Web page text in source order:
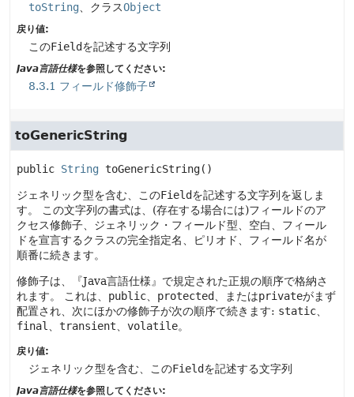
toString 、クラスObject
戻り値:
このFieldを記述する文字列
Java言語仕様を参照してください:
8.3.1 フィールド修飾子
toGenericString
public String toGenericString()
ジェネリック型を含む、このFieldを記述する文字列を返しま
す。
この文字列の書式は、(存在する場合には)フィールドのア
クセス修飾子、ジェネリック・フィールド型、空白、フィール
ドを宣言するクラスの完全指定名、ピリオド、フィールド名が
順番に続きます。
修飾子は、『Java言語仕様』で規定された正規の順序で格納さ
れます。
これは、 public protected 、またはprivateがまず
配置され、次にほかの修飾子が次の順序で続きます: static
final
transient volatile。
戻り値:
ジェネリック型を含む、このFieldを記述する文字列
Java言語仕様を参照してください: